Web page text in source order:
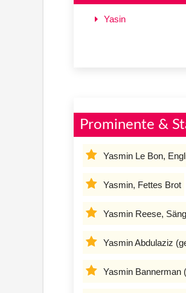
Yasin
Prominente &
Yasmin Le Bon,
Yasmin, Fettes Brot
Yasmin Reese,
Yasmin Abdulaziz
Yasmin Bannerman